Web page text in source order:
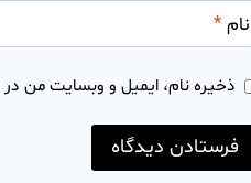
نام*
ذخیره نام، ایمیل و وبسایت من در